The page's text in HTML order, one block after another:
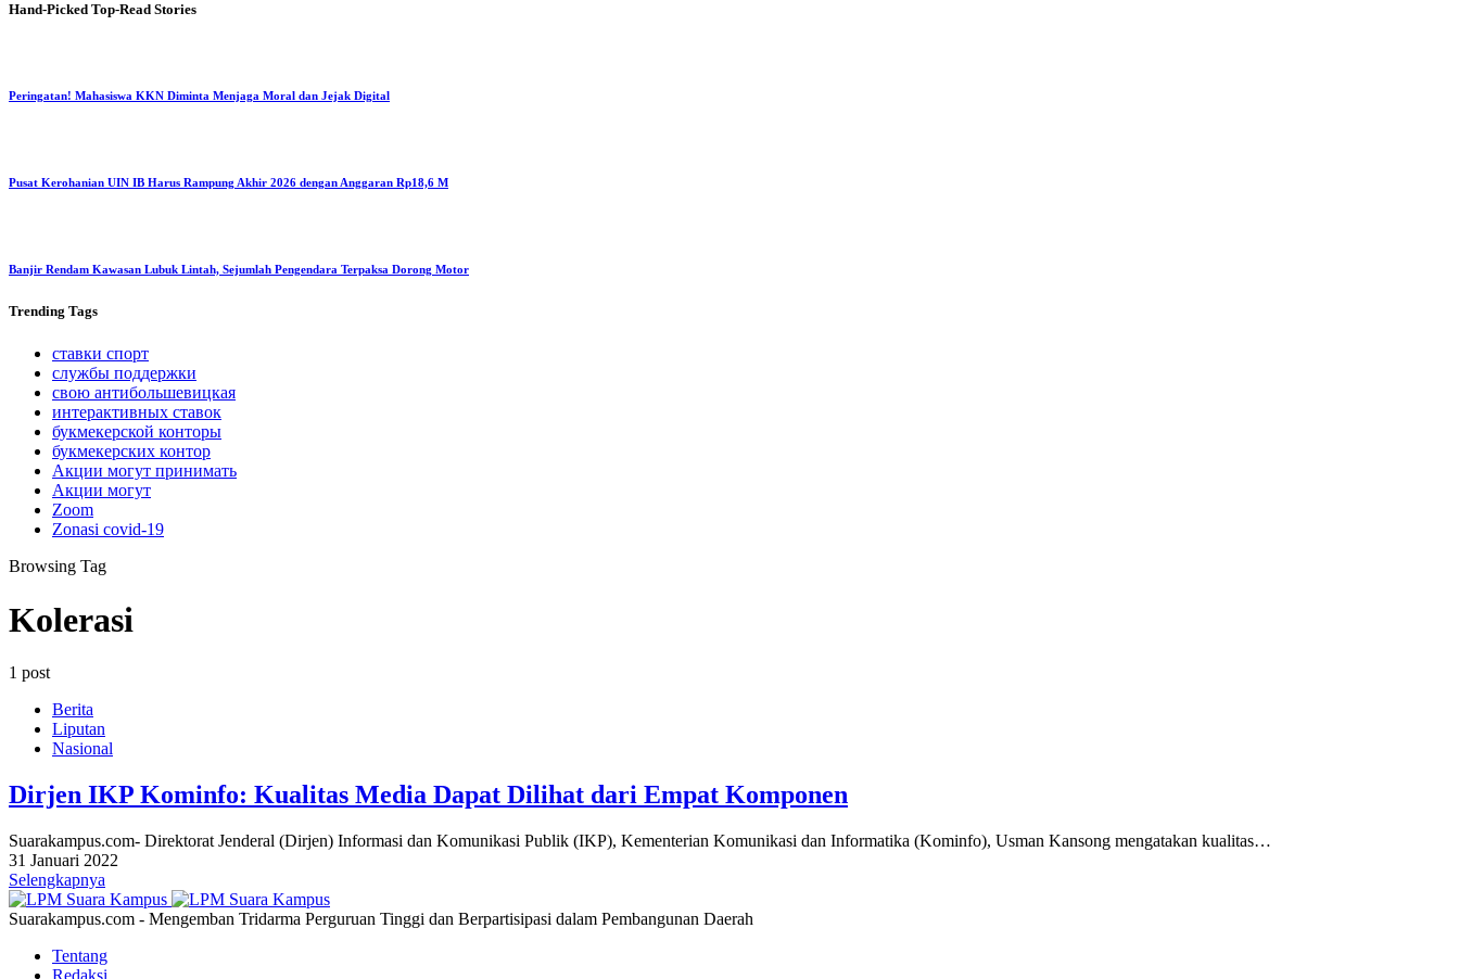
Hand-Picked Top-Read Stories
Peringatan! Mahasiswa KKN Diminta Menjaga Moral dan Jejak Digital
Pusat Kerohanian UIN IB Harus Rampung Akhir 2026 dengan Anggaran Rp18,6 M
Banjir Rendam Kawasan Lubuk Lintah, Sejumlah Pengendara Terpaksa Dorong Motor
Trending Tags
ставки спорт
службы поддержки
свою антибольшевицкая
интерактивных ставок
букмекерской конторы
букмекерских контор
Акции могут принимать
Акции могут
Zoom
Zonasi covid-19
Browsing Tag
Kolerasi
1 post
Berita
Liputan
Nasional
Dirjen IKP Kominfo: Kualitas Media Dapat Dilihat dari Empat Komponen
Suarakampus.com- Direktorat Jenderal (Dirjen) Informasi dan Komunikasi Publik (IKP), Kementerian Komunikasi dan Informatika (Kominfo), Usman Kansong mengatakan kualitas…
31 Januari 2022
Selengkapnya
Suarakampus.com - Mengemban Tridarma Perguruan Tinggi dan Berpartisipasi dalam Pembangunan Daerah
Tentang
Redaksi